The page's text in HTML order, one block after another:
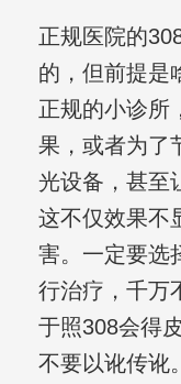
正规医院的
的，但前提是
正规的小诊所
果，或者为了
光设备，甚至
这不仅效果不
害。一定要选
行治疗，千万
于照308会得
不要以讹传讹。